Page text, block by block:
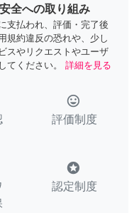
全への取り組み
支払われ、評価・完了後
規約違反の恐れや、少し
スやリクエストやユーザ
てください。
詳細を見る
tag_faces
評価制度
stars
認定制度